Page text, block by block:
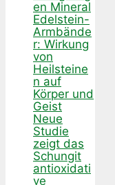
en Mineral
Edelstein-
Armbände
r: Wirkung
von
Heilsteine
n auf
Körper und
Geist
Neue
Studie
zeigt das
Schungit
antioxidati
ve